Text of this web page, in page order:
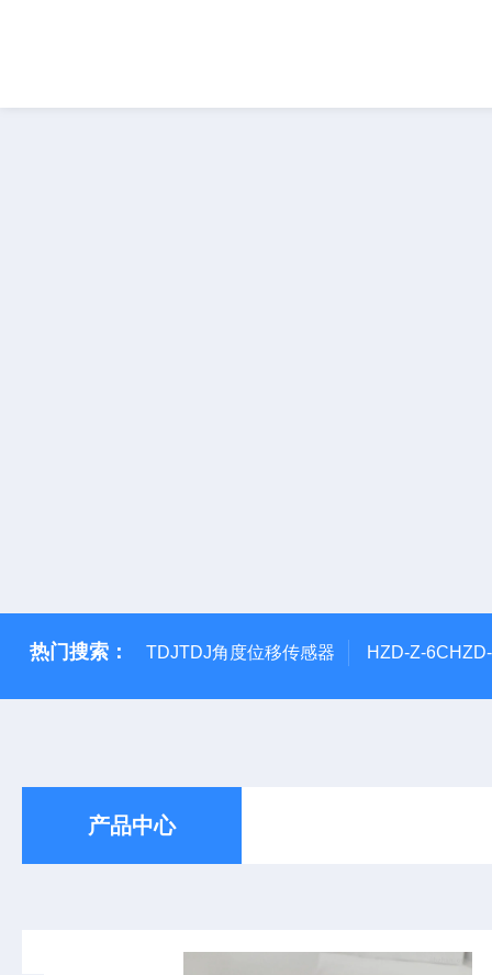
热门搜索： TDJTDJ角度位移传感器 HZD-Z-
产品中心